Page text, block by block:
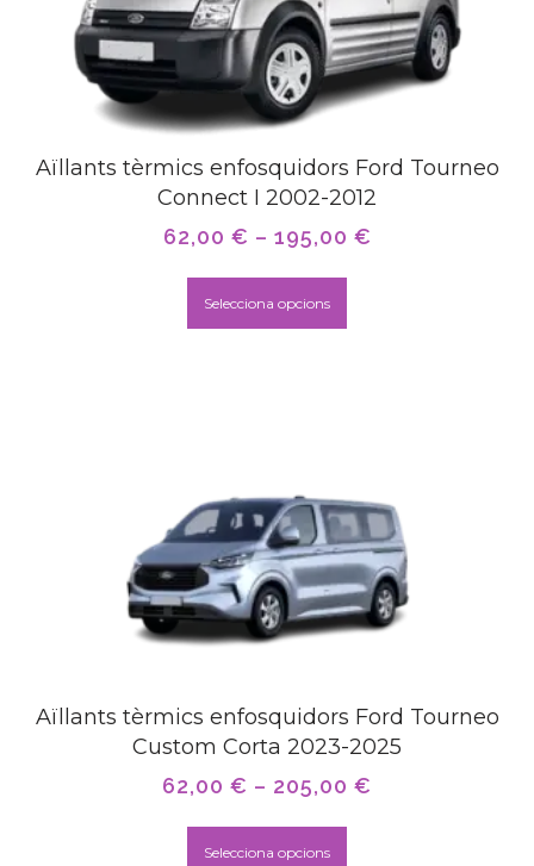
Aïllants tèrmics enfosquidors Ford Tourneo
Connect I 2002-2012
62,00 € – 195,00 €
Selecciona opcions
Aïllants tèrmics enfosquidors Ford Tourneo
Custom Corta 2023-2025
62,00 € – 205,00 €
Selecciona opcions